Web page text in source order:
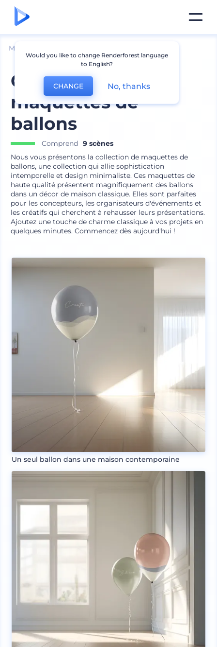
Mockups
Collection de
maquettes de
ballons
Comprend
9 scènes
Nous vous présentons la collection de maquettes de
ballons, une collection qui allie sophistication
intemporelle et design minimaliste. Ces maquettes de
haute qualité présentent magnifiquement des ballons
dans un décor de maison classique. Elles sont parfaites
pour les concepteurs, les organisateurs d'événements et
les créatifs qui cherchent à rehausser leurs présentations.
Ajoutez une touche de charme classique à vos projets en
quelques minutes. Commencez dès aujourd'hui !
Un seul ballon dans une maison contemporaine
Would you like to change Renderforest language
to English?
CHANGE No, thanks